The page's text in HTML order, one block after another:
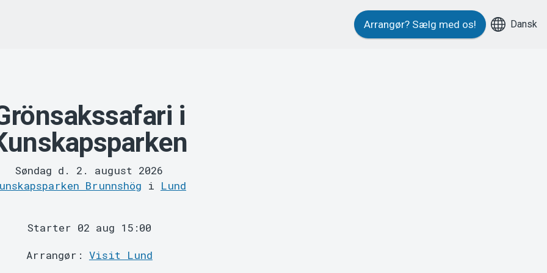
Arrangør? Sælg med os! Dansk
i
Søndag d. 2. august 2026
Brunnshög i Lund
Starter 02 aug 15:00
Arrangør: Visit Lund